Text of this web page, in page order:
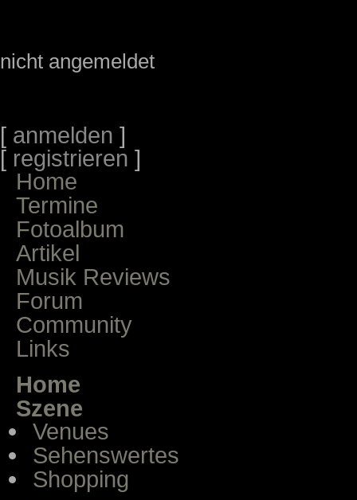
nicht angemeldet
[ anmelden ]
[ registrieren ]
Home
Termine
Fotoalbum
Artikel
Musik Reviews
Forum
Community
Links
Home
Szene
Venues
Sehenswertes
Shopping